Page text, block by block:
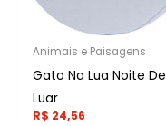
Animais e Paisagens
Gato Na Lua Noite De
Luar
R$ 24,56